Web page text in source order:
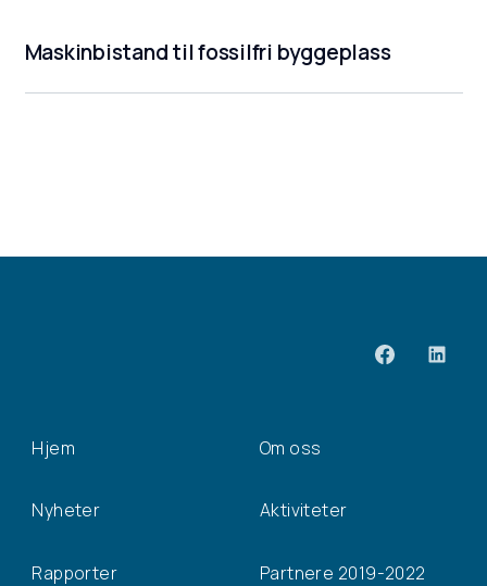
Maskinbistand til fossilfri byggeplass
Hjem Om oss
Nyheter Aktiviteter
Rapporter Partnere 2019-2022